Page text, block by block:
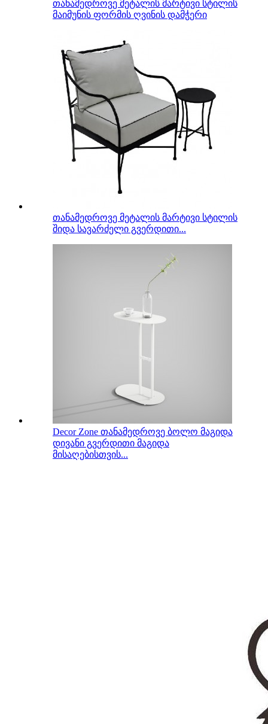
თანამედროვე მეტალის მარტივი სტილის
მაიმუნის ფორმის ღვინის დამჭერი
თანამედროვე მეტალის მარტივი სტილის
შიდა სავარძელი გვერდითი...
Decor Zone თანამედროვე ბოლო მაგიდა
დივანი გვერდითი მაგიდა
მისაღებისთვის...